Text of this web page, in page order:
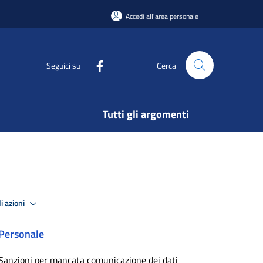
Accedi all'area personale
Seguici su Cerca
Tutti gli argomenti
azioni
per mancata comunicazione dei dati